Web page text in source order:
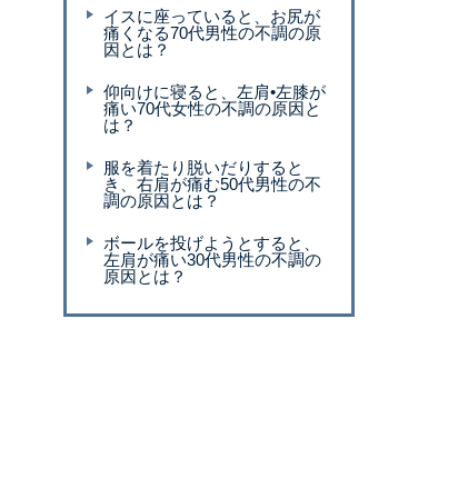
イスに座っていると、お尻が
痛くなる70代男性の不調の原
因とは？
仰向けに寝ると、左肩•左膝が
痛い70代女性の不調の原因と
は？
服を着たり脱いだりすると
き、右肩が痛む50代男性の不
調の原因とは？
ボールを投げようとすると、
左肩が痛い30代男性の不調の
原因とは？